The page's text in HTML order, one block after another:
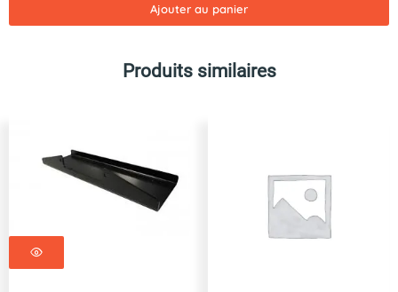
hydraulique
Ajouter au panier
Produits similaires